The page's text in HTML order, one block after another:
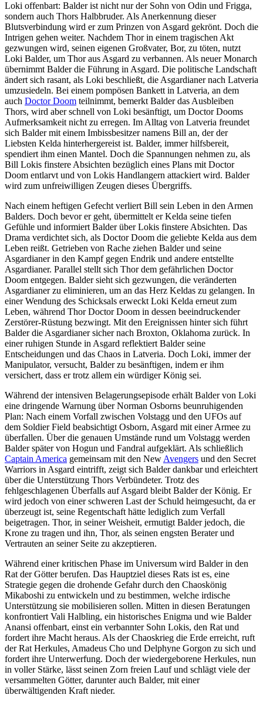
Loki offenbart: Balder ist nicht nur der Sohn von Odin und Frigga,
sondern auch Thors Halbbruder. Als Anerkennung dieser
Blutsverbindung wird er zum Prinzen von Asgard gekrönt. Doch die
Intrigen gehen weiter. Nachdem Thor in einem tragischen Akt
gezwungen wird, seinen eigenen Großvater, Bor, zu töten, nutzt
Loki Balder, um Thor aus Asgard zu verbannen. Als neuer Monarch
übernimmt Balder die Führung in Asgard. Die politische Landschaft
ändert sich rasant, als Loki beschließt, die Asgardianer nach Latveria
umzusiedeln. Bei einem pompösen Bankett in Latveria, an dem
auch Doctor Doom teilnimmt, bemerkt Balder das Ausbleiben
Thors, wird aber schnell von Loki besänftigt, um Doctor Dooms
Aufmerksamkeit nicht zu erregen. Im Alltag von Latveria freundet
sich Balder mit einem Imbissbesitzer namens Bill an, der der
Liebsten Kelda hinterhergereist ist. Balder, immer hilfsbereit,
spendiert ihm einen Mantel. Doch die Spannungen nehmen zu, als
Bill Lokis finstere Absichten bezüglich eines Plans mit Doctor
Doom entlarvt und von Lokis Handlangern attackiert wird. Balder
wird zum unfreiwilligen Zeugen dieses Übergriffs.
Nach einem heftigen Gefecht verliert Bill sein Leben in den Armen
Balders. Doch bevor er geht, übermittelt er Kelda seine tiefen
Gefühle und informiert Balder über Lokis finstere Absichten. Das
Drama verdichtet sich, als Doctor Doom die geliebte Kelda aus dem
Leben reißt. Getrieben von Rache ziehen Balder und seine
Asgardianer in den Kampf gegen Endrik und andere entstellte
Asgardianer. Parallel stellt sich Thor dem gefährlichen Doctor
Doom entgegen. Balder sieht sich gezwungen, die veränderten
Asgardianer zu eliminieren, um an das Herz Keldas zu gelangen. In
einer Wendung des Schicksals erweckt Loki Kelda erneut zum
Leben, während Thor Doctor Doom in dessen beeindruckender
Zerstörer-Rüstung bezwingt. Mit den Ereignissen hinter sich führt
Balder die Asgardianer sicher nach Broxton, Oklahoma zurück. In
einer ruhigen Stunde in Asgard reflektiert Balder seine
Entscheidungen und das Chaos in Latveria. Doch Loki, immer der
Manipulator, versucht, Balder zu besänftigen, indem er ihm
versichert, dass er trotz allem ein würdiger König sei.
Während der intensiven Belagerungsepisode erhält Balder von Loki
eine dringende Warnung über Norman Osborns beunruhigenden
Plan: Nach einem Vorfall zwischen Volstagg und den UFOs auf
dem Soldier Field beabsichtigt Osborn, Asgard mit einer Armee zu
überfallen. Über die genauen Umstände rund um Volstagg werden
Balder später von Hogun und Fandral aufgeklärt. Als schließlich
Captain America gemeinsam mit den NewAvengers und den Secret
Warriors in Asgard eintrifft, zeigt sich Balder dankbar und erleichtert
über die Unterstützung Thors Verbündeter. Trotz des
fehlgeschlagenen Überfalls auf Asgard bleibt Balder der König. Er
wird jedoch von einer schweren Last der Schuld heimgesucht, da er
überzeugt ist, seine Regentschaft hätte lediglich zum Verfall
beigetragen. Thor, in seiner Weisheit, ermutigt Balder jedoch, die
Krone zu tragen und ihn, Thor, als seinen engsten Berater und
Vertrauten an seiner Seite zu akzeptieren.
Während einer kritischen Phase im Universum wird Balder in den
Rat der Götter berufen. Das Hauptziel dieses Rats ist es, eine
Strategie gegen die drohende Gefahr durch den Chaoskönig
Mikaboshi zu entwickeln und zu bestimmen, welche irdische
Unterstützung sie mobilisieren sollen. Mitten in diesen Beratungen
konfrontiert Vali Halbling, ein historisches Enigma und wie Balder
Anansi offenbart, einst ein verbannter Sohn Lokis, den Rat und
fordert ihre Macht heraus. Als der Chaoskrieg die Erde erreicht, ruft
der Rat Herkules, Amadeus Cho und Delphyne Gorgon zu sich und
fordert ihre Unterwerfung. Doch der wiedergeborene Herkules, nun
in voller Stärke, lässt seinen Zorn freien Lauf und schlägt viele der
versammelten Götter, darunter auch Balder, mit einer
überwältigenden Kraft nieder.